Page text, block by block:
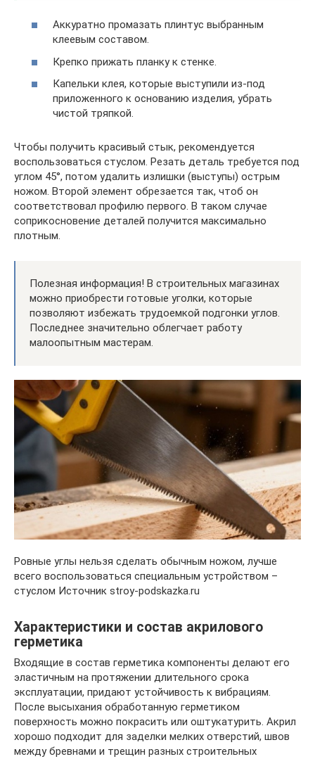
Аккуратно промазать плинтус выбранным
клеевым составом.
Крепко прижать планку к стенке.
Капельки клея, которые выступили из-под
приложенного к основанию изделия, убрать
чистой тряпкой.
Чтобы получить красивый стык, рекомендуется
воспользоваться стуслом. Резать деталь требуется под
углом 45°, потом удалить излишки (выступы) острым
ножом. Второй элемент обрезается так, чтоб он
соответствовал профилю первого. В таком случае
соприкосновение деталей получится максимально
плотным.
Полезная информация! В строительных магазинах
можно приобрести готовые уголки, которые
позволяют избежать трудоемкой подгонки углов.
Последнее значительно облегчает работу
малоопытным мастерам.
Ровные углы нельзя сделать обычным ножом, лучше
всего воспользоваться специальным устройством –
стуслом Источник stroy-podskazka.ru
Характеристики и состав акрилового
герметика
Входящие в состав герметика компоненты делают его
эластичным на протяжении длительного срока
эксплуатации, придают устойчивость к вибрациям.
После высыхания обработанную герметиком
поверхность можно покрасить или оштукатурить. Акрил
хорошо подходит для заделки мелких отверстий, швов
между бревнами и трещин разных строительных